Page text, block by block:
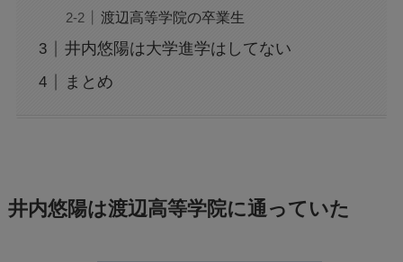
渡辺高等学院の卒業生
井内悠陽は大学進学はしてない
まとめ
井内悠陽は渡辺高等学院に通っていた